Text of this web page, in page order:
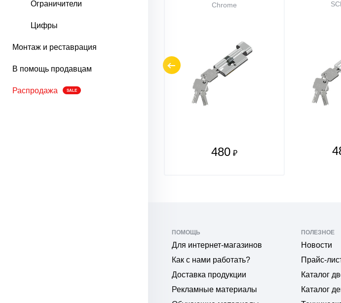
Ограничители
Цифры
Монтаж и реставрация
В помощь продавцам
Распродажа SALE
Chrome
480 ₽
ПОМОЩЬ
Для интернет-магазинов
Как с нами работать?
Доставка продукции
Рекламные материалы
ПОЛЕЗНОЕ
Новости
Прайс-
Каталог
Каталог